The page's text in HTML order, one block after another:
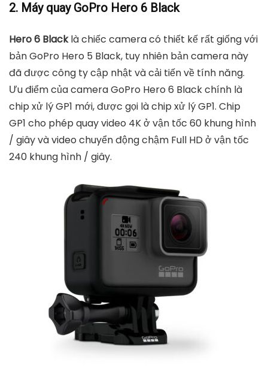
2. Máy quay GoPro Hero 6 Black
Hero 6 Blacklà chiếc camera có thiết kế rất giống với
bản GoPro Hero 5 Black, tuy nhiên bản camera này
đã được công ty cập nhật và cải tiến về tính năng.
Ưu điểm của camera GoPro Hero 6 Black chính là
chip xử lý GP1 mới, được gọi là chip xử lý GP1. Chip
GP1 cho phép quay video 4K ở vận tốc 60 khung hình
/ giây và video chuyển động chậm Full HD ở vận tốc
240 khung hình / giây.